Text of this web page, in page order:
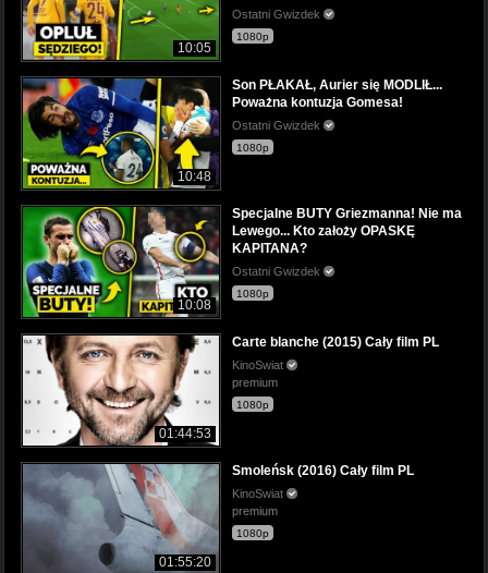
10:05
Ostatni Gwizdek
1080p
10:48
Son PŁAKAŁ, Aurier się MODLIŁ...
Poważna kontuzja Gomesa!
Ostatni Gwizdek
1080p
10:08
Specjalne BUTY Griezmanna! Nie ma
Lewego... Kto założy OPASKĘ
KAPITANA?
Ostatni Gwizdek
1080p
01:44:53
Carte blanche (2015) Cały film PL
KinoSwiat
premium
1080p
01:55:20
Smoleńsk (2016) Cały film PL
KinoSwiat
premium
1080p